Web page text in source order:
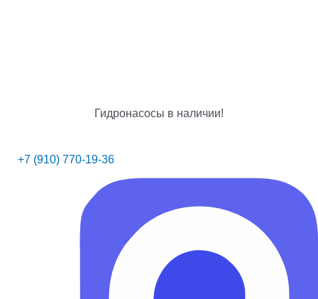
Гидронасосы в наличии!
+7 (910) 770-19-36